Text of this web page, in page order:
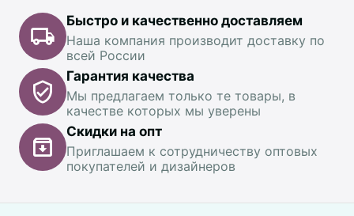
Быстро и качественно доставляем
Наша компания производит доставку по
всей России
Гарантия качества
Мы предлагаем только те товары, в
качестве которых мы уверены
Скидки на опт
Приглашаем к сотрудничеству оптовых
покупателей и дизайнеров